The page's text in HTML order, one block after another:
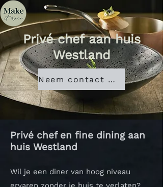
Privé chef aan huis
Westland
Neem contact met ons op
Privé chef en fine dining aan
huis Westland
Wil je een diner van hoog niveau